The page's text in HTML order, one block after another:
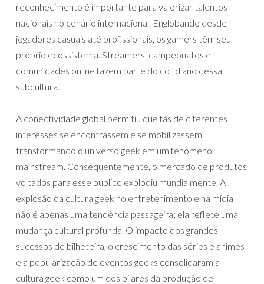
reconhecimento é importante para valorizar talentos
nacionais no cenário internacional. Englobando desde
jogadores casuais até profissionais, os gamers têm seu
próprio ecossistema. Streamers, campeonatos e
comunidades online fazem parte do cotidiano dessa
subcultura.
A conectividade global permitiu que fãs de diferentes
interesses se encontrassem e se mobilizassem,
transformando o universo geek em um fenômeno
mainstream. Consequentemente, o mercado de produtos
voltados para esse público explodiu mundialmente. A
explosão da cultura geek no entretenimento e na mídia
não é apenas uma tendência passageira; ela reflete uma
mudança cultural profunda. O impacto dos grandes
sucessos de bilheteira, o crescimento das séries e animes
e a popularização de eventos geeks consolidaram a
cultura geek como um dos pilares da produção de